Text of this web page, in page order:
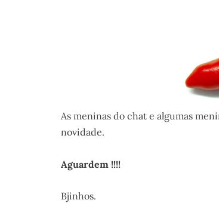
As meninas do chat e algumas
novidade.
Aguardem !!!!
Bjinhos.